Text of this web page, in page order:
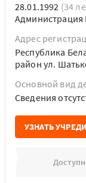
28.01.1992 (34
Администрация
Адрес
Республика
район ул.
Основной вид
Cведения
УЗНАТЬ